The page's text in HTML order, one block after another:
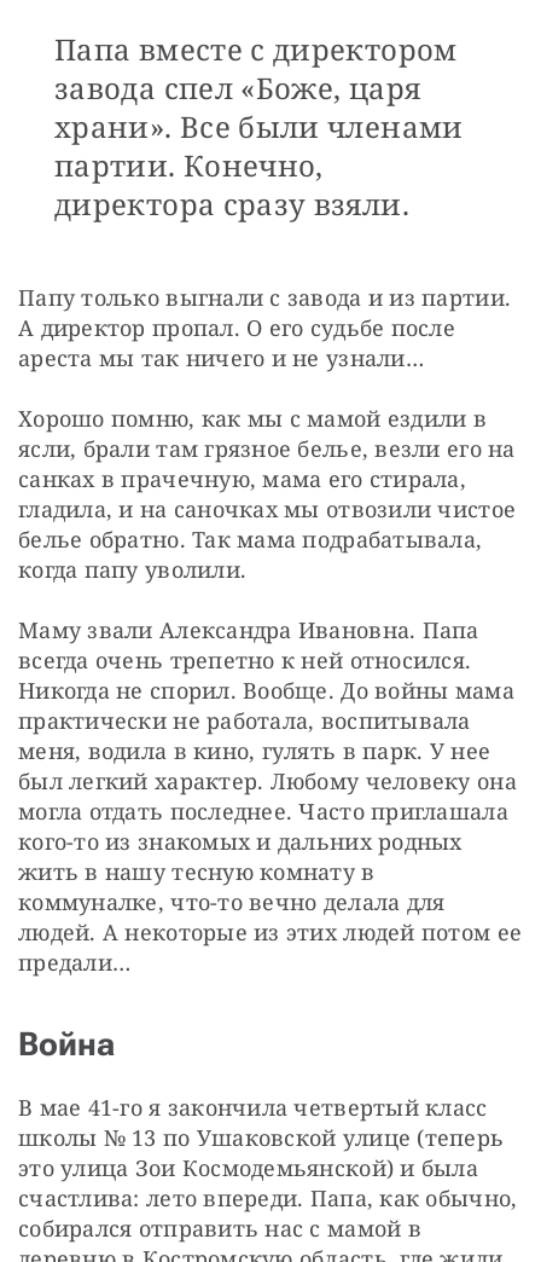
Папа вместе с директором
завода спел «Боже, царя
храни». Все были членами
партии. Конечно,
директора сразу взяли.
Папу только выгнали с завода и из партии.
А директор пропал. О его судьбе после
ареста мы так ничего и не узнали…
Хорошо помню, как мы с мамой ездили в
ясли, брали там грязное белье, везли его на
санках в прачечную, мама его стирала,
гладила, и на саночках мы отвозили чистое
белье обратно. Так мама подрабатывала,
когда папу уволили.
Маму звали Александра Ивановна. Папа
всегда очень трепетно к ней относился.
Никогда не спорил. Вообще. До войны мама
практически не работала, воспитывала
меня, водила в кино, гулять в парк. У нее
был легкий характер. Любому человеку она
могла отдать последнее. Часто приглашала
кого-то из знакомых и дальних родных
жить в нашу тесную комнату в
коммуналке, что-то вечно делала для
людей. А некоторые из этих людей потом ее
предали…
Война
В мае 41-го я закончила четвертый класс
школы № 13 по Ушаковской улице (теперь
это улица Зои Космодемьянской) и была
счастлива: лето впереди. Папа, как обычно,
собирался отправить нас с мамой в